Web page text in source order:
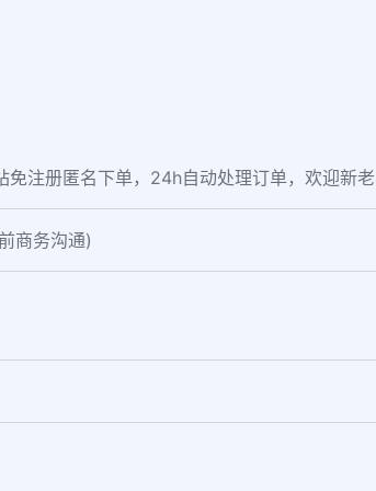
注册匿名下单，24h自动处理订单，欢迎新老
商务沟通)